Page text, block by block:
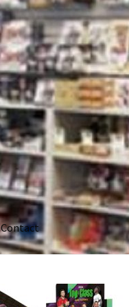
Contact